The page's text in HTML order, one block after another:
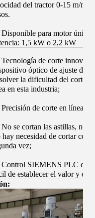
del tractor 0-15 m/
para motor único
1,5 kW o 2,2 kW
de corte
óptico de ajuste de
la dificultad del corte
en esta industria;
de corte en línea:
se cortan las astillas, no
hay necesidad de cortar con
vez;
Control SIEMENS PLC con
de establecer el valor y